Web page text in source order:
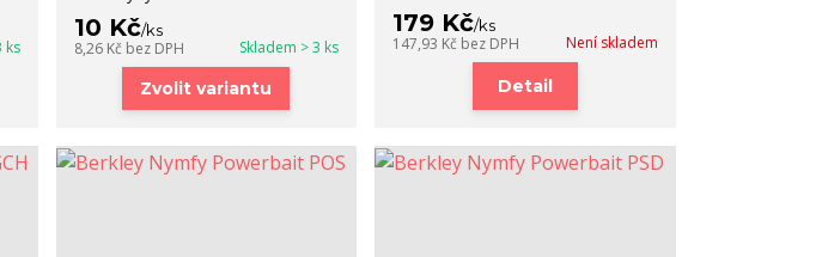
ks
10 Kč/ks
8,26 Kč bez DPH Skladem > 3 ks
Zvolit variantu
179 Kč/ks
147,93 Kč bez DPH Není skladem
Detail